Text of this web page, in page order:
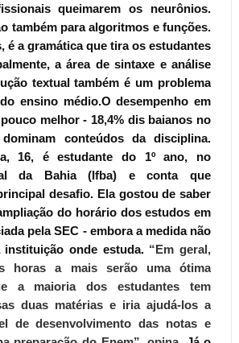
queimarem os neurônios.
também para algoritmos e funções.
é a gramática que tira os estudantes
a área de sintaxe e análise
textual também é um problema
ensino médio.O desempenho em
melhor - 18,4% dis baianos no
conteúdos da disciplina.
16, é estudante do 1º ano, no
da Bahia (Ifba) e conta que
desafio. Ela gostou de saber
do horário dos estudos em
pela SEC - embora a medida não
onde estuda. “Em geral,
horas a mais serão uma ótima
a maioria dos estudantes tem
duas matérias e iria ajudá-los a
de desenvolvimento das notas e